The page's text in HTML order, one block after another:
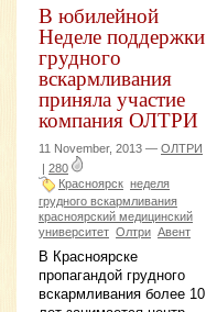
В юбилейной
Неделе поддержки
грудного
вскармливания
приняла участие
компания ОЛТРИ
11 November, 2013 — ОЛТРИ
| 280
Красноярск неделя
грудного вскармливания
красноярский медицинский
университет Олтри Авент
В Красноярске
пропагандой грудного
вскармливания более 10